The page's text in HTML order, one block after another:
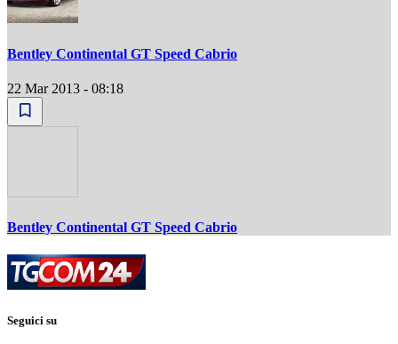
Bentley Continental GT Speed Cabrio
22 Mar 2013 - 08:18
Bentley Continental GT Speed Cabrio
Seguici su